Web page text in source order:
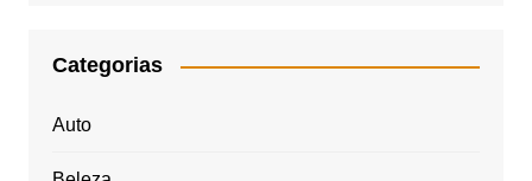
Categorias
Auto